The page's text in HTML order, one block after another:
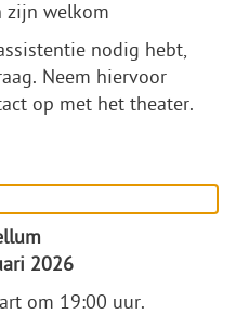
zijn welkom
nodig hebt,
Neem hiervoor
op met het theater.
2026
om 19:00 uur.